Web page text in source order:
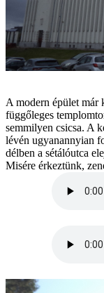
A modern épület már
függőleges
semmilyen csicsa. A
lévén ugyanannyian
délben a sétálóutca
Misére érkeztünk,